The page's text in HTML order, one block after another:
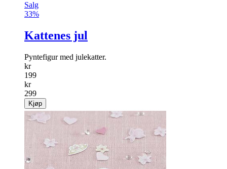
Salg
33%
Kattenes jul
Pyntefigur med julekatter.
kr
199
kr
299
Kjøp